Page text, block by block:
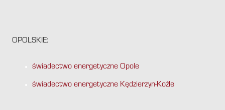
OPOLSKIE:
świadectwo energetyczne Opole
świadectwo energetyczne Kędzierzyn-Koźle